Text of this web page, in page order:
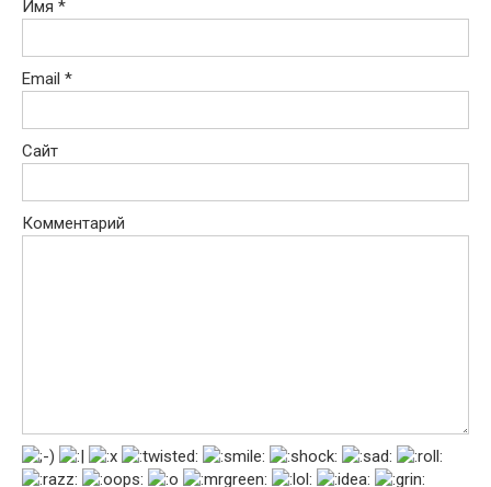
Имя *
Email *
Сайт
Комментарий